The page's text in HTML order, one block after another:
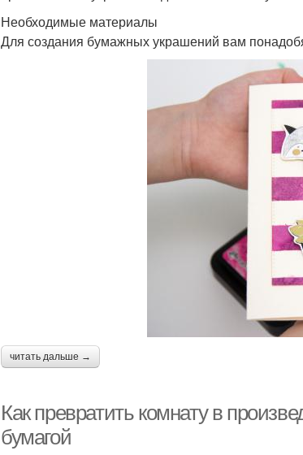
Необходимые материалы
Для создания бумажных украшений вам
читать дальше →
Как превратить комнату в
бумагой